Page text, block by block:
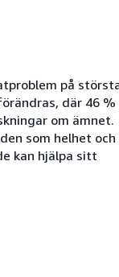
på
där 46 %
om ämnet.
som helhet och
kan hjälpa sitt